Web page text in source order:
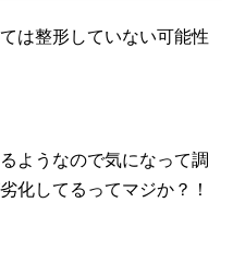
は整形していない可能性
ようなので気になって調
化してるってマジか？！